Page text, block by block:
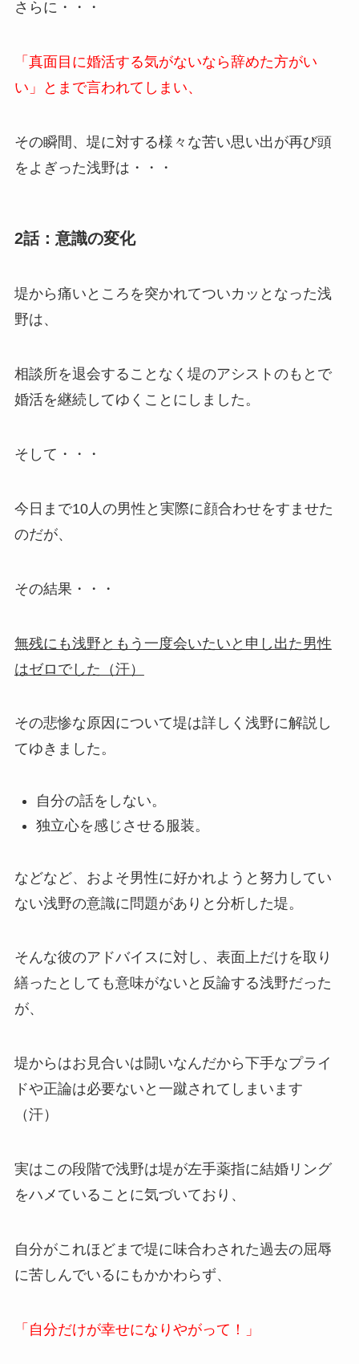
さらに・・・
「真面目に婚活する気がないなら辞めた方がい
い」とまで言われてしまい、
その瞬間、堤に対する様々な苦い思い出が再び頭
をよぎった浅野は・・・
2話：意識の変化
堤から痛いところを突かれてついカッとなった浅
野は、
相談所を退会することなく堤のアシストのもとで
婚活を継続してゆくことにしました。
そして・・・
今日まで10人の男性と実際に顔合わせをすませた
のだが、
その結果・・・
無残にも浅野ともう一度会いたいと申し出た男性
はゼロでした（汗）
その悲惨な原因について堤は詳しく浅野に解説し
てゆきました。
自分の話をしない。
独立心を感じさせる服装。
などなど、およそ男性に好かれようと努力してい
ない浅野の意識に問題がありと分析した堤。
そんな彼のアドバイスに対し、表面上だけを取り
繕ったとしても意味がないと反論する浅野だった
が、
堤からはお見合いは闘いなんだから下手なプライ
ドや正論は必要ないと一蹴されてしまいます
（汗）
実はこの段階で浅野は堤が左手薬指に結婚リング
をハメていることに気づいており、
自分がこれほどまで堤に味合わされた過去の屈辱
に苦しんでいるにもかかわらず、
「自分だけが幸せになりやがって！」